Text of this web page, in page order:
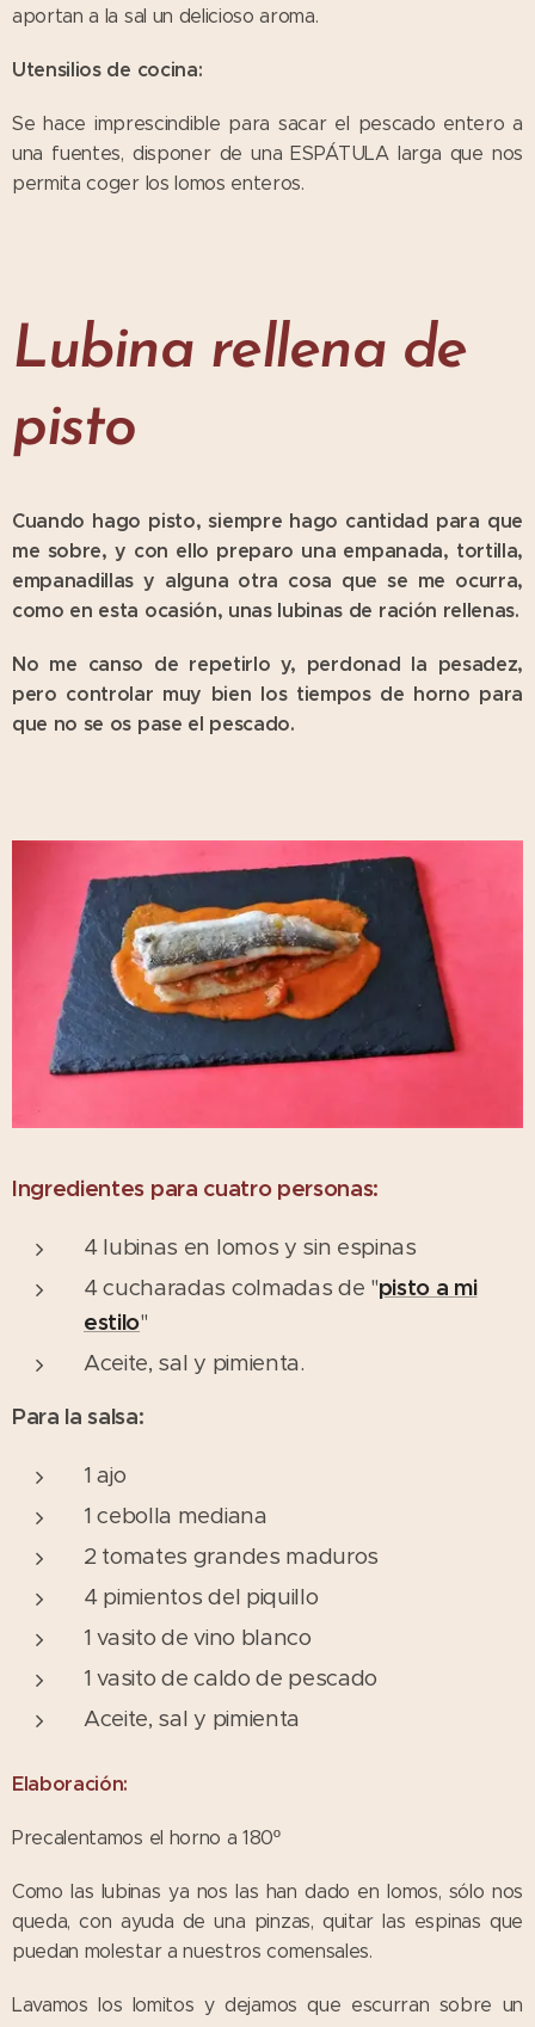
aportan a la sal un delicioso aroma.
Utensilios de cocina:
Se hace imprescindible para sacar el pescado entero a
una fuentes, disponer de una ESPÁTULA larga que nos
permita coger los lomos enteros.
Lubina rellena de
pisto
Cuando hago pisto, siempre hago cantidad para que
me sobre, y con ello preparo una empanada, tortilla,
empanadillas y alguna otra cosa que se me ocurra,
como en esta ocasión, unas lubinas de ración rellenas.
No me canso de repetirlo y, perdonad la pesadez,
pero controlar muy bien los tiempos de horno para
que no se os pase el pescado.
Ingredientes para cuatro personas:
4 lubinas en lomos y sin espinas
4 cucharadas colmadas de "pisto a mi
estilo"
Aceite, sal y pimienta.
Para la salsa:
1 ajo
1 cebolla mediana
2 tomates grandes maduros
4 pimientos del piquillo
1 vasito de vino blanco
1 vasito de caldo de pescado
Aceite, sal y pimienta
Elaboración:
Precalentamos el horno a 180º
Como las lubinas ya nos las han dado en lomos, sólo nos
queda, con ayuda de una pinzas, quitar las espinas que
puedan molestar a nuestros comensales.
Lavamos los lomitos y dejamos que escurran sobre un